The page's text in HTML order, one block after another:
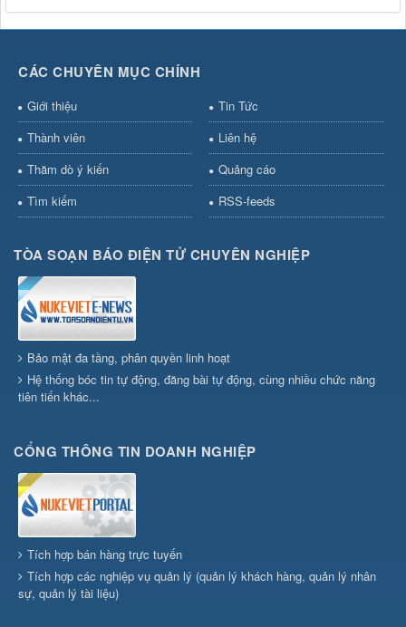
CÁC CHUYÊN MỤC CHÍNH
Giới thiệu
Tin Tức
Thành viên
Liên hệ
Thăm dò ý kiến
Quảng cáo
Tìm kiếm
RSS-feeds
TÒA SOẠN BÁO ĐIỆN TỬ CHUYÊN NGHIỆP
Bảo mật đa tầng, phân quyền linh hoạt
Hệ thống bóc tin tự động, đăng bài tự động, cùng nhiều chức năng
tiên tiến khác...
CỔNG THÔNG TIN DOANH NGHIỆP
Tích hợp bán hàng trực tuyến
Tích hợp các nghiệp vụ quản lý (quản lý khách hàng, quản lý nhân
sự, quản lý tài liệu)